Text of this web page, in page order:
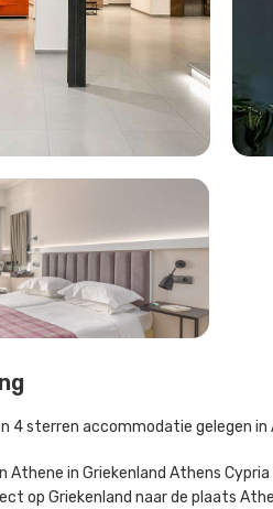
4 sterren accommodatie gelegen in
Athene in Griekenland Athens
op Griekenland naar de plaats